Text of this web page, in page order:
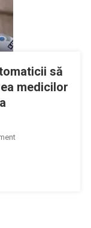
să
medicilor
On